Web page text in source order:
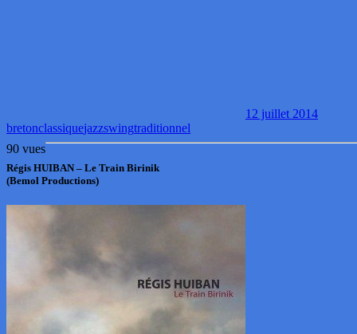
12 juillet 2014
bretonclassiquejazzswingtraditionnel
90 vues
Régis HUIBAN – Le Train Birinik
(Bemol Productions)